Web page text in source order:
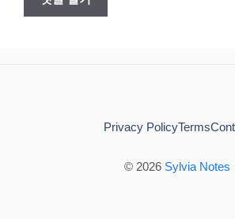
© 2026 Sylvia Notes
Privacy PolicyTerms